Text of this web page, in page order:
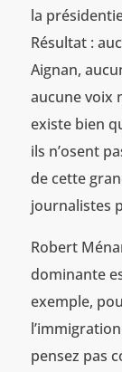
la
Résultat :
Aignan,
aucune voix
existe bien
ils n’osent
de cette
journalistes
Robert
dominante
exemple,
pensez pas